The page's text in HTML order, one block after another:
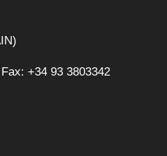
+34 93 3803342